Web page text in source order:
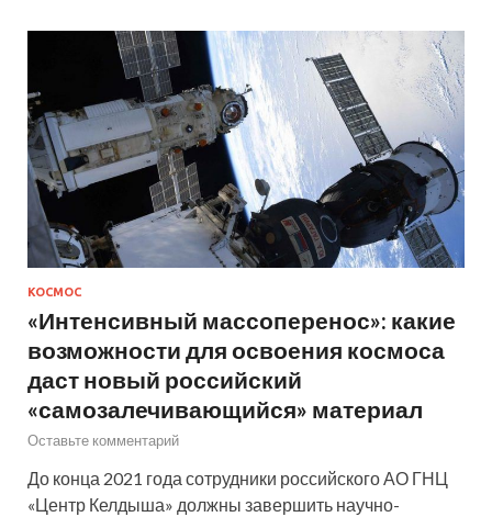
КОСМОС
«Интенсивный массоперенос»: какие
возможности для освоения космоса
даст новый российский
«самозалечивающийся» материал
Оставьте комментарий
До конца 2021 года сотрудники российского АО ГНЦ
«Центр Келдыша» должны завершить научно-